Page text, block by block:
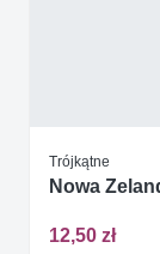
Trójkątne
Nowa
12,50 zł